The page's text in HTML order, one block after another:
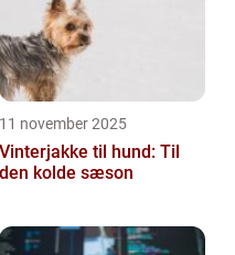
11 november 2025
Vinterjakke til hund: Til
den kolde sæson